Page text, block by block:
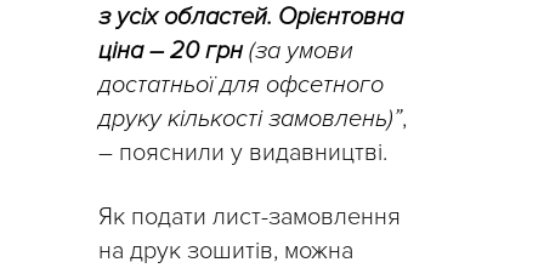
з усіх областей. Орієнтовна
ціна – 20 грн (за умови
достатньої для офсетного
друку кількості замовлень)”,
– пояснили у видавництві.
Як подати лист-замовлення
на друк зошитів, можна